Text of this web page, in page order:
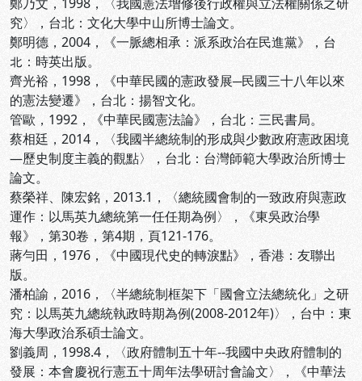
究〉，台北：文化大學中山所博士論文。
鄭明德，2004，《一脈總相承：派系政治在民進黨》，台
北：時英出版。
齊光裕，1998，《中華民國的憲政發展─民國三十八年以來
的憲法變遷》，台北：揚智文化。
管歐，1992，《中華民國憲法論》，台北：三民書局。
蔡相廷，2014，〈我國半總統制的形成與少數政府憲政困境
—歷史制度主義的觀點〉，台北：台灣師範大學政治所博士
論文。
蔡榮祥、陳宏銘，2013.1，〈總統國會制的一致政府與憲政
運作：以馬英九總統第一任任期為例〉，《東吳政治學
報》，第30卷，第4期，頁121-176。
蔣勻田，1976，《中國現代史的轉淚點》，香港：友聯出
版。
潘柏諭，2016，〈半總統制框架下「國會立法總統化」之研
究：以馬英九總統執政時期為例(2008-2012年)〉，台中：東
海大學政治系碩士論文。
劉義周，1998.4，〈政府體制五十年--我國中央政府體制的
發展：本會慶祝行憲五十周年法學研討會論文〉，《中華法